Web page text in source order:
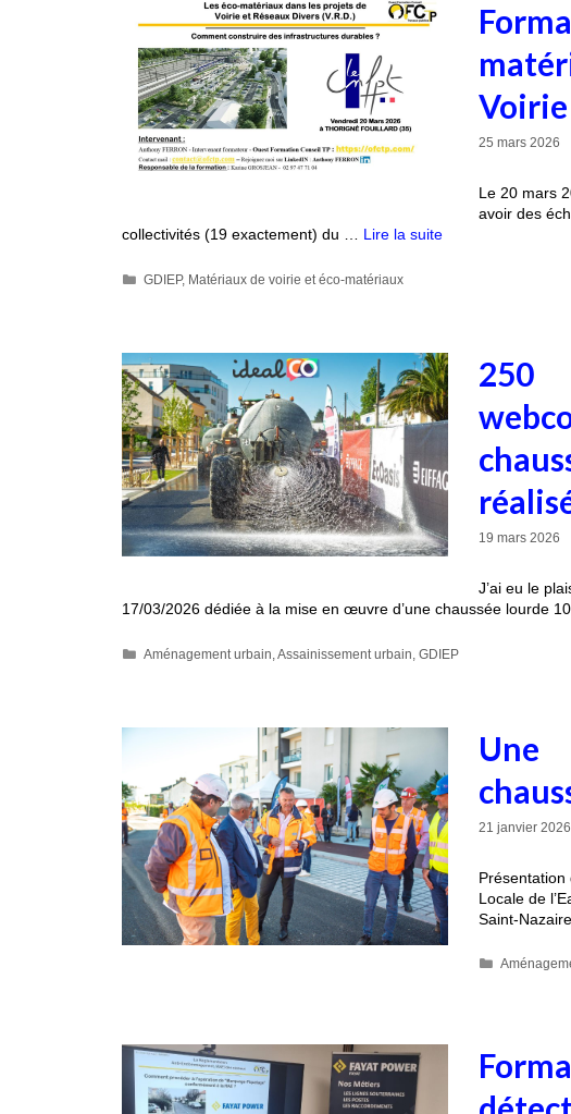
Voirie
25 mars 2026
Le 20 mars
avoir des
collectivités (19 exactement) du … Lire la suite
GDIEP, Matériaux de voirie et éco-matériaux
19 mars 2026
J’ai eu le
17/03/2026 dédiée à la mise en œuvre d’une chaussée lourde
Aménagement urbain ,Assainissement urbain ,GDIEP
Une
21 janvier 2026
Locale de
Saint-